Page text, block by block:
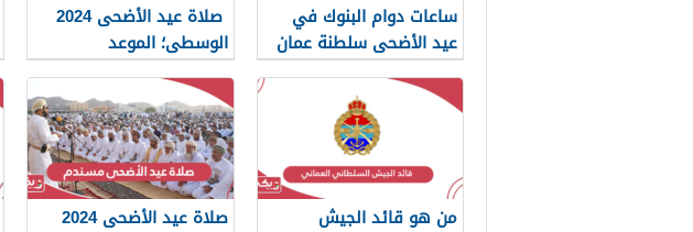
ساعات دوام البنوك في
عيد الأضحى سلطنة عمان
2024
صلاة عيد الأضحى 2024
الوسطى؛ الموعد
والمصليات
من هو قائد الجيش
صلاة عيد الأضحى 2024